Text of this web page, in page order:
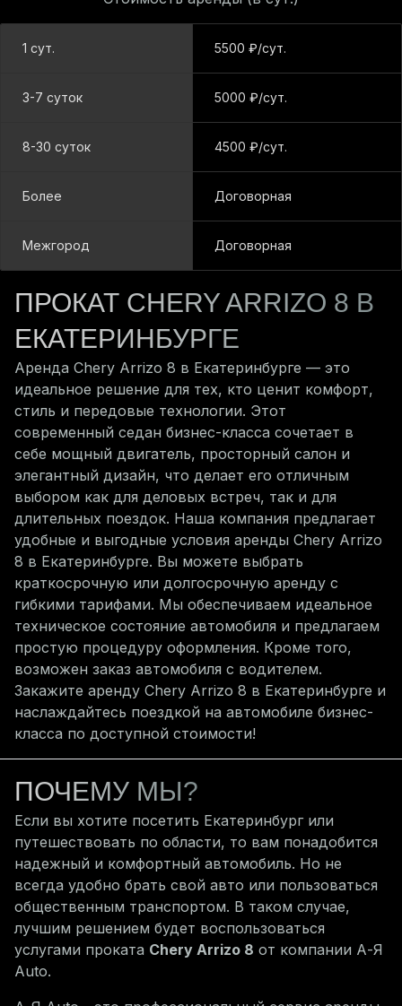
1 сут. 5500 ₽/сут.
3-7 суток 5000 ₽/сут.
8-30 суток 4500 ₽/сут.
Более Договорная
Межгород Договорная
ПРОКАТ CHERYARRIZO 8 В
ЕКАТЕРИНБУРГЕ
Аренда Chery Arrizo 8 в Екатеринбурге — это
идеальное решение для тех, кто ценит комфорт,
стиль и передовые технологии. Этот
современный седан бизнес-класса сочетает в
себе мощный двигатель, просторный салон и
элегантный дизайн, что делает его отличным
выбором как для деловых встреч, так и для
длительных поездок. Наша компания предлагает
удобные и выгодные условия аренды Chery Arrizo
8 в Екатеринбурге. Вы можете выбрать
краткосрочную или долгосрочную аренду с
гибкими тарифами. Мы обеспечиваем идеальное
техническое состояние автомобиля и предлагаем
простую процедуру оформления. Кроме того,
возможен заказ автомобиля с водителем.
Закажите аренду Chery Arrizo 8 в Екатеринбурге и
наслаждайтесь поездкой на автомобиле бизнес-
класса по доступной стоимости!
ПОЧЕМУ МЫ?
Если вы хотите посетить Екатеринбургили
путешествовать по области, то вам понадобится
надежный и комфортный автомобиль. Но не
всегда удобно брать свой авто или пользоваться
общественным транспортом. В таком случае,
лучшим решением будет воспользоваться
услугами проката Chery Arrizo 8 от компании А-Я
Auto.